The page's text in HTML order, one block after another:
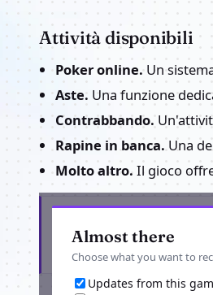
Attività disponibili
Poker online. Un
Aste. Una funzione
Contrabbando.
Rapine in banca. Una
Molto altro. Il gioco
Almost there
Choose what you want to
Updates from this